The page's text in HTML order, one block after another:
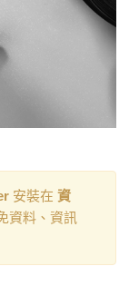
安裝在 資
資料、資訊